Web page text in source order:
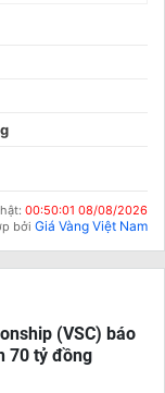
00:50:01 08/08/2026
bởi Giá Vàng Việt Nam
(VSC) báo
70 tỷ đồng